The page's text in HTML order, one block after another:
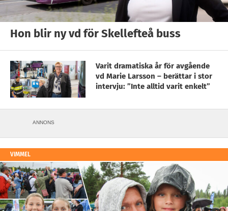
Hon blir ny vd för Skellefteå buss
Varit dramatiska år för avgående
vd Marie Larsson – berättar i stor
intervju: ”Inte alltid varit enkelt”
ANNONS
VIMMEL